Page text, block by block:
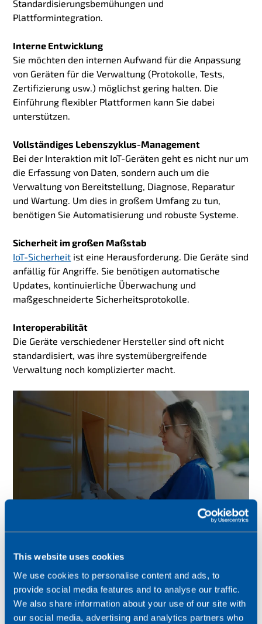
This website uses cookies
We use cookies to personalise content and ads, to
provide social media features and to analyse our traffic.
We also share information about your use of our site with
our social media, advertising and analytics partners who
Standardisierungsbemühungen und
Plattformintegration.
Interne Entwicklung
Sie möchten den internen Aufwand für die Anpassung
von Geräten für die Verwaltung (Protokolle, Tests,
Zertifizierung usw.) möglichst gering halten. Die
Einführung flexibler Plattformen kann Sie dabei
unterstützen.
Vollständiges Lebenszyklus-Management
Bei der Interaktion mit IoT-Geräten geht es nicht nur um
die Erfassung von Daten, sondern auch um die
Verwaltung von Bereitstellung, Diagnose, Reparatur
und Wartung. Um dies in großem Umfang zu tun,
benötigen Sie Automatisierung und robuste Systeme.
Sicherheit im großen Maßstab
IoT-Sicherheit ist eine Herausforderung. Die Geräte sind
anfällig für Angriffe. Sie benötigen automatische
Updates, kontinuierliche Überwachung und
maßgeschneiderte Sicherheitsprotokolle.
Interoperabilität
Die Geräte verschiedener Hersteller sind oft nicht
standardisiert, was ihre systemübergreifende
Verwaltung noch komplizierter macht.
Bewährte Verfahren für die Verwaltung von IoT-
Geräten